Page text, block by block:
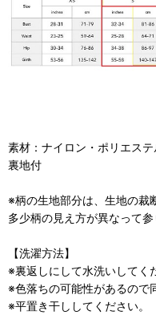
素材：ナイロン・ポリエス
裏地付
※柄の生地部分は、生地の裁
多少柄の見え方が異なって参
【洗濯方法】
※裏返しにして水洗いしてく
※色落ちの可能性があるので
※平置き干ししてください。